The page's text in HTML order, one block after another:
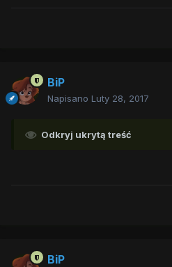
BiP
Napisano Luty 28, 2017
Odkryj ukrytą treść
BiP